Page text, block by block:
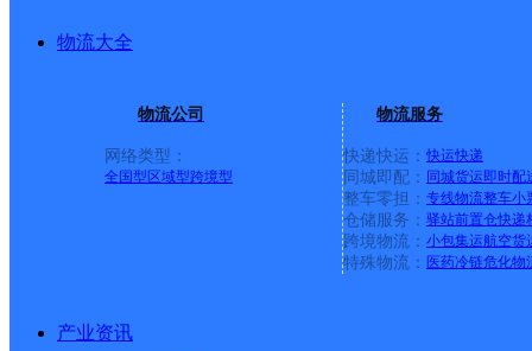
物流大全
物流公司
网络类型：
全国型 区域型跨境型
物流服务
快递快运： 快运快递
同城即配： 同城货运即时配
整车零担： 专线物流整车小
仓储服务： 驿站前置仓快递
跨境物流： 小包集运航空货
特殊物流： 医药冷链危化物
产业资讯